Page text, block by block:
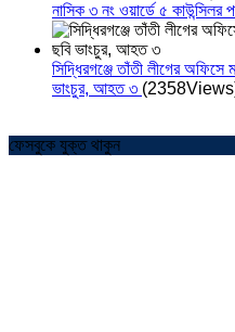
নাসিক ৩ নং ওয়ার্ডে ৫ কাউন্সিলর
সিদ্ধিরগঞ্জে তাঁতী লীগের অফিসে
ভাংচুর, আহত ৩
ফেসবুকে যুক্ত থাকুন